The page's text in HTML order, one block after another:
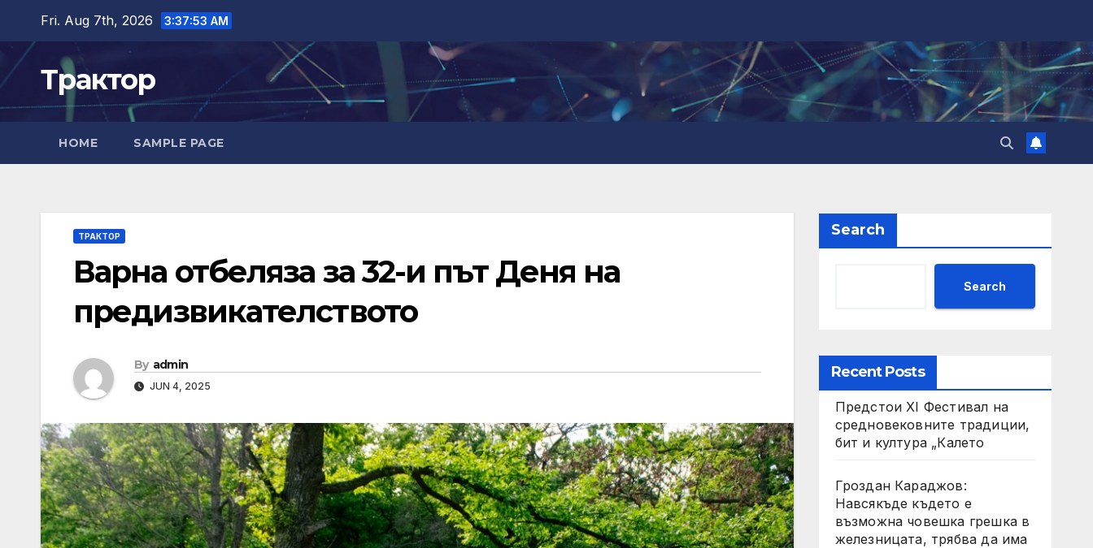
content
Fri. Aug 7th, 2026 3:37:54 AM
Трактор
HOME SAMPLE PAGE
ТРАКТОР
Варна отбеляза за 32-и път Деня на
предизвикателството
By admin
JUN 4, 2025
Search
Search
Recent Posts
Предстои XI Фестивал на
средновековните традиции,
бит и култура „Калето
Гроздан Караджов:
Навсякъде където е
възможна човешка грешка в
железницата, трябва да има